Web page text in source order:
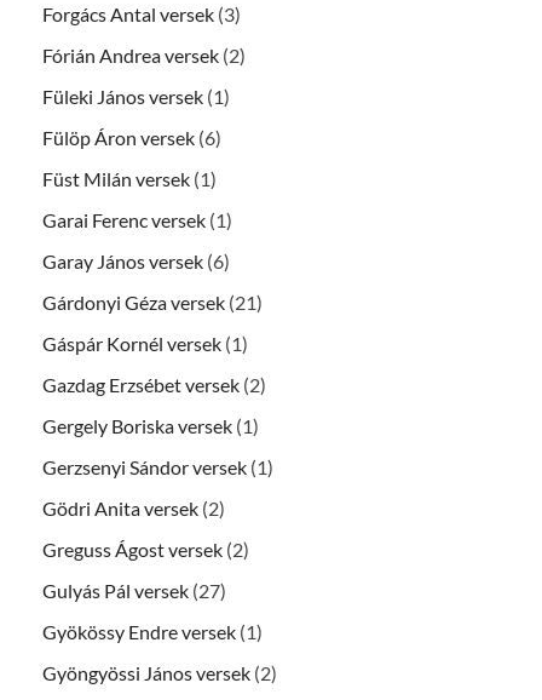
Forgács Antal versek (3)
Fórián Andrea versek (2)
Füleki János versek (1)
Fülöp Áron versek (6)
Füst Milán versek (1)
Garai Ferenc versek (1)
Garay János versek (6)
Gárdonyi Géza versek (21)
Gáspár Kornél versek (1)
Gazdag Erzsébet versek (2)
Gergely Boriska versek (1)
Gerzsenyi Sándor versek (1)
Gödri Anita versek (2)
Greguss Ágost versek (2)
Gulyás Pál versek (27)
Gyökössy Endre versek (1)
Gyöngyössi János versek (2)